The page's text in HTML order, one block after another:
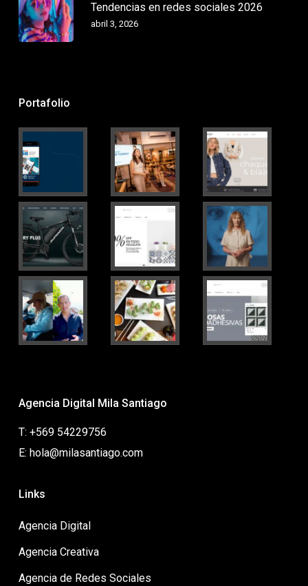
Tendencias en redes sociales 2026
abril 3, 2026
Portafolio
Agencia Digital Mila Santiago
T: +569 54229756
E: hola@milasantiago.com
Links
Agencia Digital
Agencia Creativa
Agencia de Redes Sociales